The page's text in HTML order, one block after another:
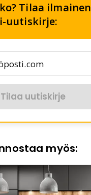
Tilaa ilmainen
uutiskirje:
Tilaa uutiskirje
myös: